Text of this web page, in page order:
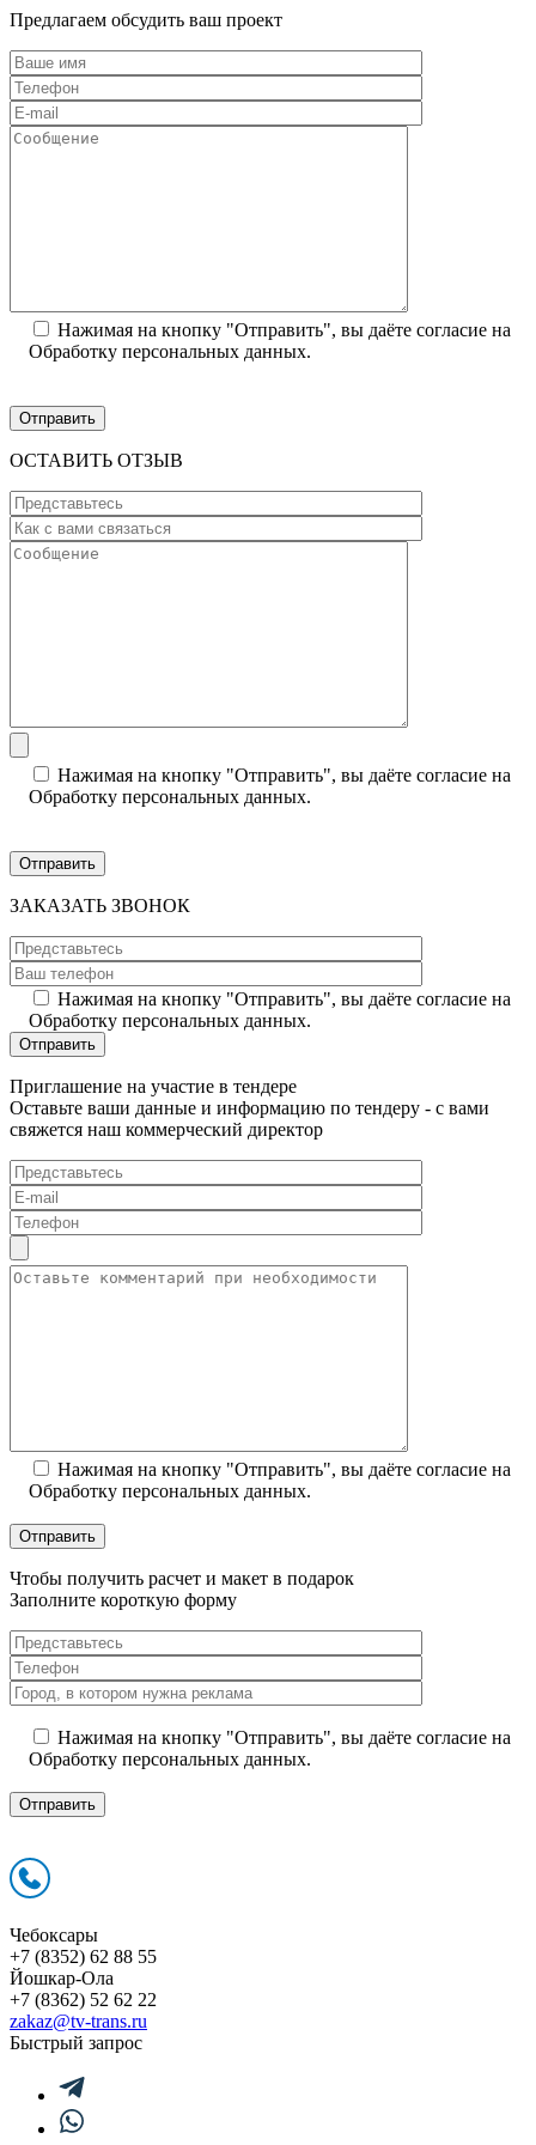
Предлагаем обсудить ваш проект
Нажимая на кнопку "Отправить", вы даёте согласие на
Обработку персональных данных.
ОСТАВИТЬ ОТЗЫВ
Нажимая на кнопку "Отправить", вы даёте согласие на
Обработку персональных данных.
ЗАКАЗАТЬ ЗВОНОК
Нажимая на кнопку "Отправить", вы даёте согласие на
Обработку персональных данных.
Приглашение на участие в тендере
Оставьте ваши данные и информацию по тендеру - с вами
свяжется наш коммерческий директор
Нажимая на кнопку "Отправить", вы даёте согласие на
Обработку персональных данных.
Чтобы получить расчет и макет в подарок
Заполните короткую форму
Нажимая на кнопку "Отправить", вы даёте согласие на
Обработку персональных данных.
Чебоксары
+7 (8352) 62 88 55
Йошкар-Ола
+7 (8362) 52 62 22
zakaz@tv-trans.ru
Быстрый запрос